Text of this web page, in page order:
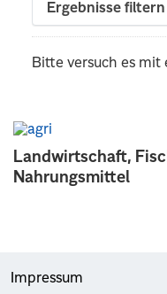
Landwirtschaft,
Nahrungsmittel
Ergebnisse filtern
Bitte versuch es mit
Impressum